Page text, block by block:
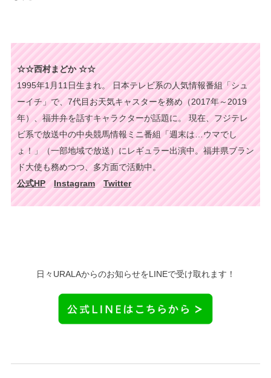
☆☆西村まどか ☆☆
1995年1月11日生まれ。 日本テレビ系の人気情報番組「シュ
ーイチ」で、7代目お天気キャスターを務め（2017年～2019
年）、福井弁を話すキャラクターが話題に。 現在、フジテレ
ビ系で放送中の中央競馬情報ミニ番組「週末は…ウマでし
ょ！」（一部地域で放送）にレギュラー出演中。福井県ブラン
ド大使も務めつつ、多方面で活動中。
公式HP
Instagram Twitter
日々URALAからのお知らせをLINEで受け取れます！